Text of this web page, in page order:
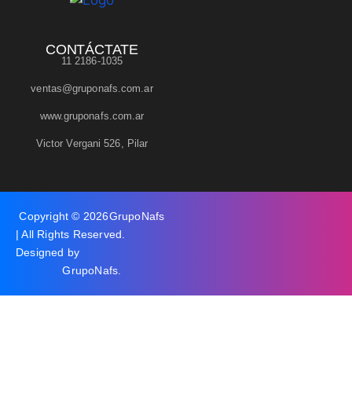
CONTÁCTATE
11 2186-1035
ventas@gruponafs.com.ar
www.gruponafs.com.ar
Victor Vergani 526, Pilar
Copyright © 2026GrupoNafs
| All Rights Reserved.
Designed by
GrupoNafs